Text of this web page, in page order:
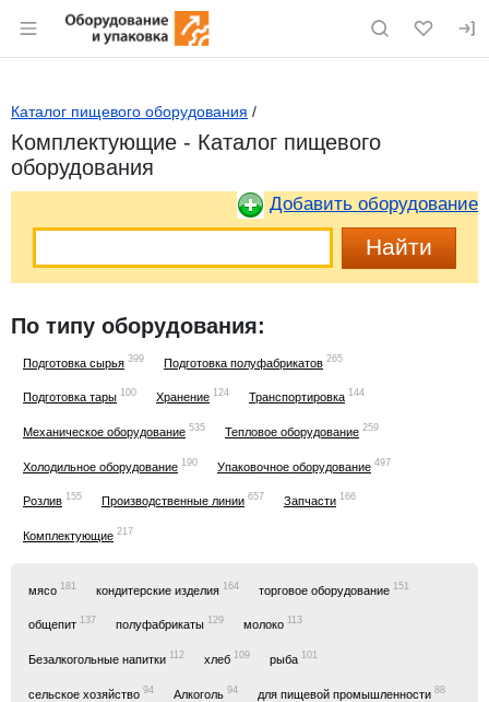
Раздел навигации по сайту eqinfo.ru
Каталог пищевого оборудования /
Комплектующие - Каталог пищевого
оборудования
Добавить оборудование
По типу оборудования:
Подготовка сырья 399 Подготовка полуфабрикатов 265
Подготовка тары 100 Хранение 124 Транспортировка 144
Механическое оборудование 535 Тепловое оборудование 259
Холодильное оборудование 190 Упаковочное оборудование 497
Розлив 155 Производственные линии 657 Запчасти 166
Комплектующие 217
мясо 181 кондитерские изделия 164 торговое оборудование 151
общепит 137 полуфабрикаты 129 молоко 113
Безалкогольные напитки 112 хлеб 109 рыба 101
сельское хозяйство 94 Алкоголь 94 для пищевой промышленности 88